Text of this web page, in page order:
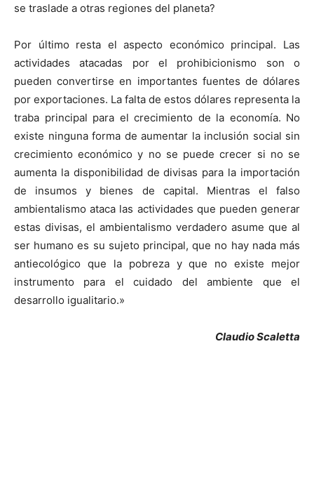
se traslade a otras regiones del planeta?
Por último resta el aspecto económico principal. Las
actividades atacadas por el prohibicionismo son o
pueden convertirse en importantes fuentes de dólares
por exportaciones. La falta de estos dólares representa la
traba principal para el crecimiento de la economía. No
existe ninguna forma de aumentar la inclusión social sin
crecimiento económico y no se puede crecer si no se
aumenta la disponibilidad de divisas para la importación
de insumos y bienes de capital. Mientras el falso
ambientalismo ataca las actividades que pueden generar
estas divisas, el ambientalismo verdadero asume que al
ser humano es su sujeto principal, que no hay nada más
antiecológico que la pobreza y que no existe mejor
instrumento para el cuidado del ambiente que el
desarrollo igualitario.»
Claudio Scaletta